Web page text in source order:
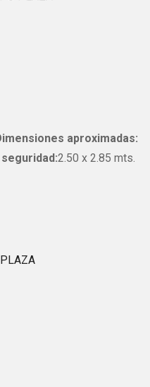
aproximadas:
2.50 x 2.85 mts.